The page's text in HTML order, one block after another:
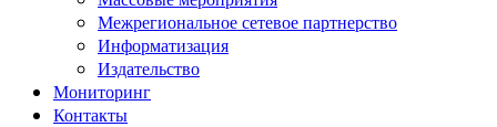
Межрегиональное сетевое партнерство
Информатизация
Издательство
Мониторинг
Контакты